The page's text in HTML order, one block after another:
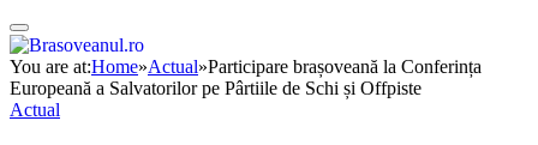
You are at:Home»Actual»Participare brașoveană la Conferința
Europeană a Salvatorilor pe Pârtiile de Schi și Offpiste
Actual